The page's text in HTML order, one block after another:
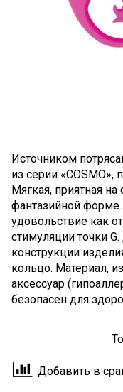
Источником
из серии
Мягкая, приятная
фантазийной
удовольствие как
стимуляции точки
конструкции
кольцо. Материал,
аксессуар
безопасен для
Добавить в